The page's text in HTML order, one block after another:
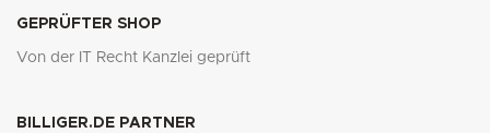
GEPRÜFTER SHOP
Von der IT Recht Kanzlei geprüft
BILLIGER.DE PARTNER